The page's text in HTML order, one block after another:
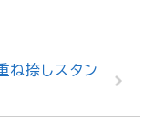
捺しスタン